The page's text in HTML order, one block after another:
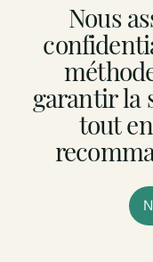
Nous
garantirla
touten